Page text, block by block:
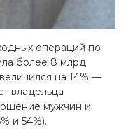
операций по
более 8 млрд
на 14% —
владельца
мужчин и
и 54%).